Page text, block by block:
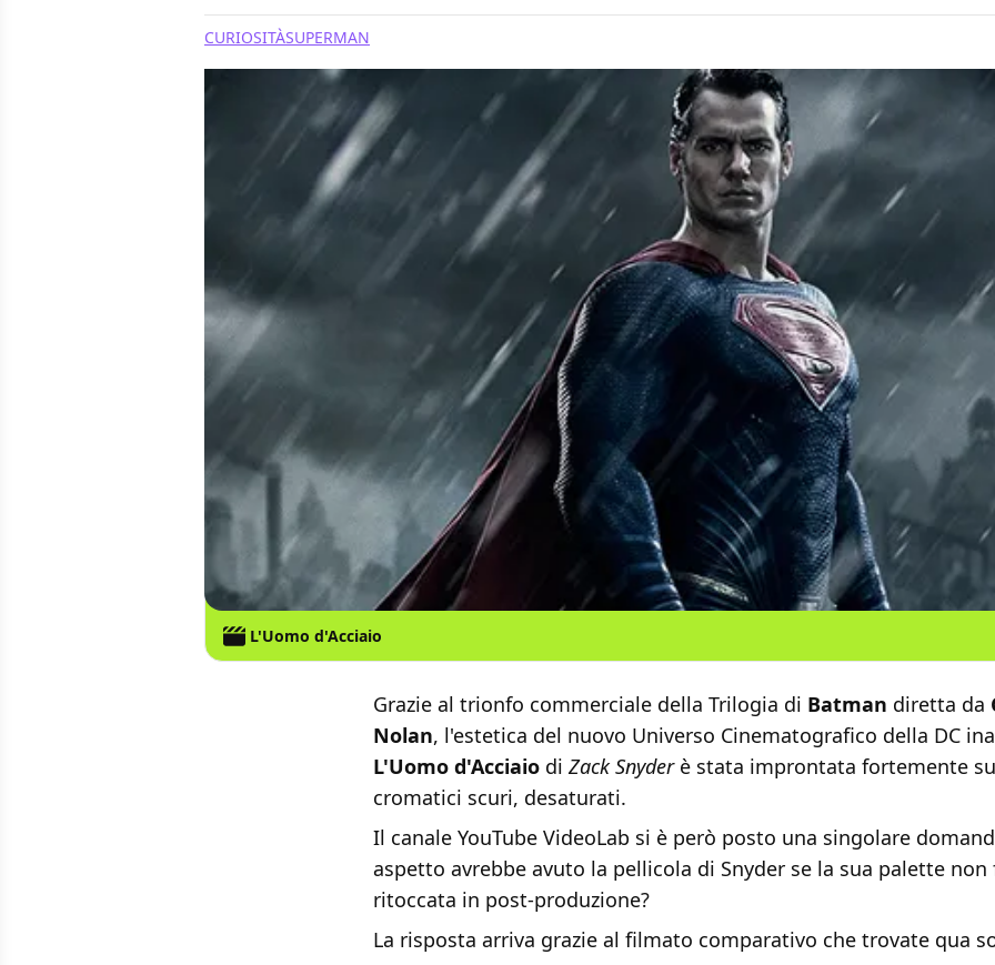
CURIOSITÀSUPERMAN
L'Uomo d'Acciaio
Grazie al trionfo commerciale della Trilogia di Batman diretta da
Nolan, l'estetica del nuovo Universo Cinematografico della DC
L'Uomo d'Acciaio di Zack Snyderè stata improntata fortemente
cromatici scuri, desaturati.
Il canale YouTube VideoLab si è però posto una singolare
aspetto avrebbe avuto la pellicola di Snyder se la sua palette non
ritoccata in post-produzione?
La risposta arriva grazie al filmato comparativo che trovate qua